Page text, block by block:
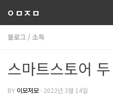
ㅇㅁㅈㅁ
블로그 / 소득
스마트스토어
BY 이모저모 · 2022년 3월 14일